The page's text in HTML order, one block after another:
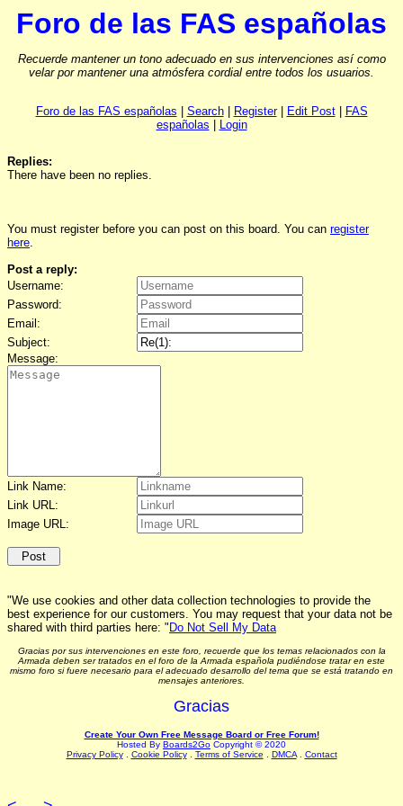
Foro de las FAS españolas
Recuerde mantener un tono adecuado en sus intervenciones así como
velar por mantener una atmósfera cordial entre todos los usuarios.
Foro de las FAS españolas Search| Register| Edit Post|
FAS
españolas
Login
Replies:
There have been no replies.
You must register before you can post on this board. You can register
here.
Post a reply:
Username:
Password:
Email:
Subject:
Message:
Link Name:
Link URL:
Image URL:
"We use cookies and other data collection technologies to provide the
best experience for our customers. You may request that your data not be
shared with third parties here: " Do Not Sell My Data
Gracias por sus intervenciones en este foro, recuerde que los temas relacionados con la
Armada deben ser tratados en el foro de la Armada española pudiéndose tratar en este
mismo foro si fuere necesario para el adecuado desarrollo del tema que se está tratando en
mensajes anteriores.
Gracias
Create Your Own Free Message Board or Free Forum!
Hosted By Boards2Go Copyright © 2020
Privacy Policy. Cookie Policy. Terms of Service DMCA. Contact